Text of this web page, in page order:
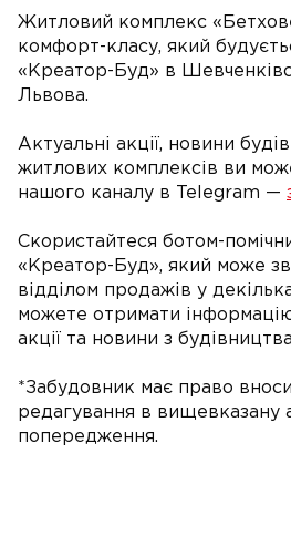
Житловий комплекс
комфорт-класу, який
«Креатор-Буд» в
Львова.
Актуальні акції, новини
житлових комплексів ви
нашого каналу в Telegram —
Скористайтеся ботом-
«Креатор-Буд», який може
відділом продажів у
можете отримати
акції та новини з
*Забудовник має право
редагування в вищевказану
попередження.